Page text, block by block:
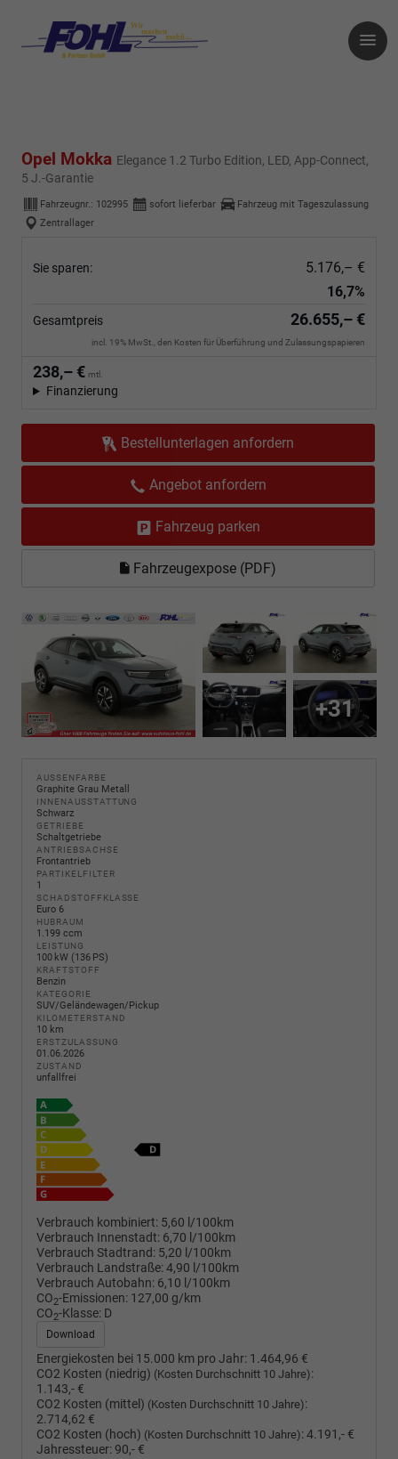
Opel Mokka Elegance 1.2 Turbo Edition, LED, App-Connect,
5 J.-Garantie
Fahrzeugnr.: 102995 sofort lieferbar
Fahrzeug mit Tageszulassung
Zentrallager
Sie sparen:
5.176,– €
16,7%
Gesamtpreis 26.655,– €
incl. 19% MwSt., den Kosten für Überführung und Zulassungspapieren
238,– € mtl.
Finanzierung
Bestellunterlagen anfordern
Angebot anfordern
Fahrzeug parken
Fahrzeugexpose (PDF)
+31
AUSSENFARBE
Graphite Grau Metall
INNENAUSSTATTUNG
Schwarz
GETRIEBE
Schaltgetriebe
ANTRIEBSACHSE
Frontantrieb
PARTIKELFILTER
1
SCHADSTOFFKLASSE
Euro 6
HUBRAUM
1.199 ccm
LEISTUNG
100 kW (136 PS)
KRAFTSTOFF
Benzin
KATEGORIE
SUV/Geländewagen/Pickup
KILOMETERSTAND
10 km
ERSTZULASSUNG
01.06.2026
ZUSTAND
unfallfrei
Verbrauch kombiniert: 5,60 l/100km
Verbrauch Innenstadt: 6,70 l/100km
Verbrauch Stadtrand: 5,20 l/100km
Verbrauch Landstraße:4,90 l/100km
Verbrauch Autobahn: 6,10 l/100km
CO2-Emissionen: 127,00 g/km
CO2-Klasse: D
Download
Energiekosten bei 15.000 km pro Jahr: 1.464,96 €
CO2 Kosten (niedrig) (Kosten Durchschnitt 10 Jahre):
1.143,- €
CO2 Kosten (mittel) (Kosten Durchschnitt 10 Jahre):
2.714,62 €
CO2 Kosten (hoch) (Kosten Durchschnitt 10 Jahre):4.191,- €
Jahressteuer: 90,- €